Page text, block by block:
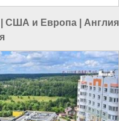
США и Европа
Англия